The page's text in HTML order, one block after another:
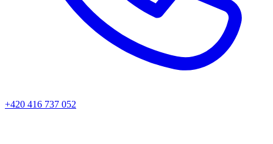
+420 416 737 052